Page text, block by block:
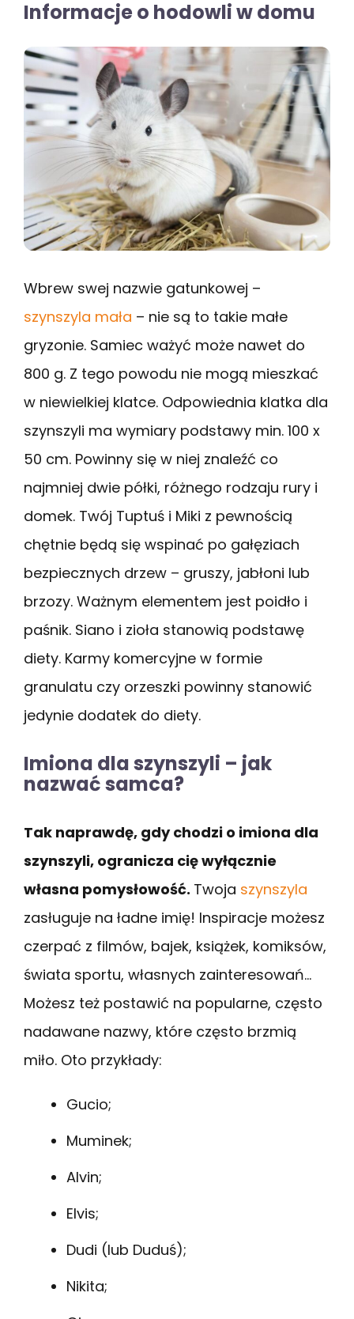
Informacje o hodowli w domu
Wbrew swej nazwie gatunkowej –
szynszyla mała – nie są to takie małe
gryzonie. Samiec ważyć może nawet do
800 g. Z tego powodu nie mogą mieszkać
w niewielkiej klatce. Odpowiednia klatka dla
szynszyli ma wymiary podstawy min. 100 x
50 cm. Powinny się w niej znaleźć co
najmniej dwie półki, różnego rodzaju rury i
domek. Twój Tuptuś i Miki z pewnością
chętnie będą się wspinać po gałęziach
bezpiecznych drzew – gruszy, jabłoni lub
brzozy. Ważnym elementem jest poidło i
paśnik. Siano i zioła stanowią podstawę
diety. Karmy komercyjne w formie
granulatu czy orzeszki powinny stanowić
jedynie dodatek do diety.
Imiona dla szynszyli – jak
nazwać samca?
Tak naprawdę, gdy chodzi o imiona dla
szynszyli, ogranicza cię wyłącznie
własna pomysłowość. Twoja szynszyla
zasługuje na ładne imię! Inspiracje możesz
czerpać z filmów, bajek, książek, komiksów,
świata sportu, własnych zainteresowań…
Możesz też postawić na popularne, często
nadawane nazwy, które często brzmią
miło. Oto przykłady:
Gucio;
Muminek;
Alvin;
Elvis;
Dudi (lub Duduś);
Nikita;